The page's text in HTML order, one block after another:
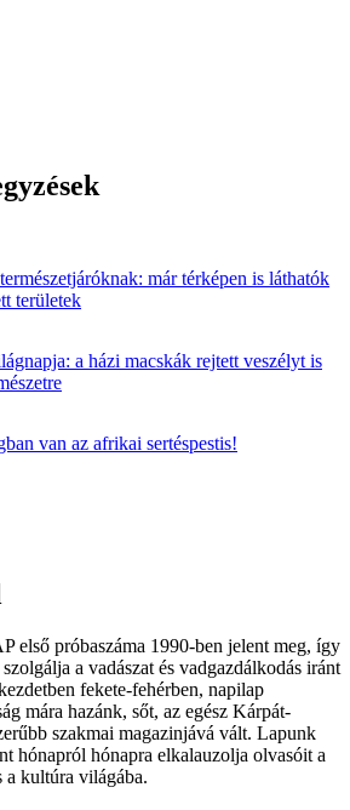
már térképen is láthatók
területek
a házi macskák rejtett veszélyt is
van az afrikai sertéspestis!
első próbaszáma 1990-ben jelent meg, így
a vadászat és vadgazdálkodás iránt
fekete-fehérben, napilap
mára hazánk, sőt, az egész Kárpát-
szakmai magazinjává vált. Lapunk
hónapról hónapra elkalauzolja olvasóit a
a kultúra világába.